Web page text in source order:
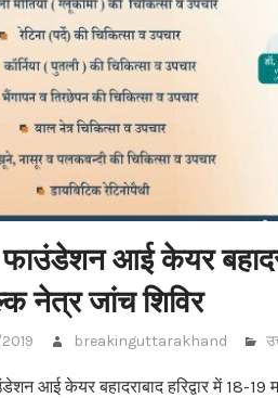
आई केयर
नेत्र जांच शिविर
breakinguttarakhand
आई केयर बहादराबाद हरिद्वार में 18-